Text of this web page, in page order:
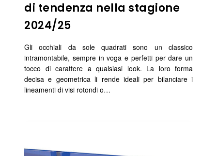
di tendenza nella stagione
2024/25
Gli occhiali da sole quadrati sono un classico
intramontabile, sempre in voga e perfetti per dare un
tocco di carattere a qualsiasi look. La loro forma
decisa e geometrica li rende ideali per bilanciare i
lineamenti di visi rotondi o…